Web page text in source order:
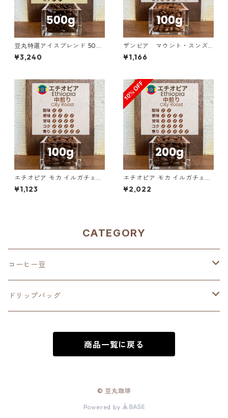
豆丸特選アイスブレンド 500
g（100g単価の20%OFF）
¥3,240
ザンビア マウント・スンズ
農園 AA+ スターマヤ＆マルセ
レサ 100g
¥1,166
エチオピア モカ イルガチェフ
ェ G1 チェルチェレ ナチュラ
ル 100g
¥1,123
エチオピア モカ イルガチェフ
ェ G1 チェルチェレ ナチュラ
ル 200g（100g単価の10%O
¥2,022
CATEGORY
コーヒー豆
深煎り（French Roast）
中煎り（City Roast）
ドリップバッグ
中深煎り（Full City Roast）
商品一覧に戻る
© 豆丸珈琲
Powered by